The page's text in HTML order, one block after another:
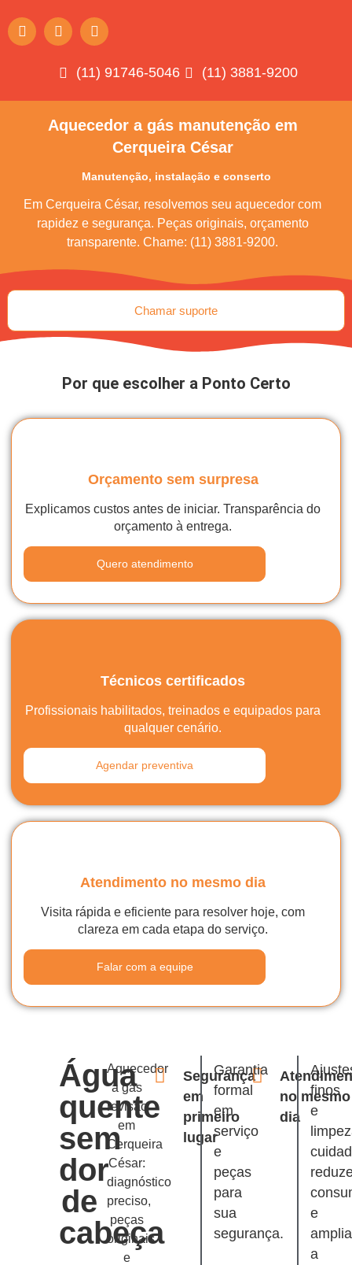
(11) 91746-5046 (11) 3881-9200
Aquecedor a gás manutenção em
Cerqueira César
Manutenção, instalação e conserto
Em Cerqueira César, resolvemos seu aquecedor com
rapidez e segurança. Peças originais, orçamento
transparente. Chame: (11) 3881-9200.
Chamar suporte
Por que escolher a Ponto Certo
Orçamento sem surpresa
Explicamos custos antes de iniciar. Transparência do
orçamento à entrega.
Quero atendimento
Técnicos certificados
Profissionais habilitados, treinados e equipados para
qualquer cenário.
Agendar preventiva
Atendimento no mesmo dia
Visita rápida e eficiente para resolver hoje, com
clareza em cada etapa do serviço.
Falar com a equipe
Água
quente
sem
dor
de
cabeça
Aquecedor
a gás
revisão
em
Cerqueira
César:
diagnóstico
preciso,
peças
originais
e
Segurança
em
primeiro
lugar
no mesmo
dia
Garantia
formal
em
serviço
e
peças
para
sua
segurança.
finos
e
e
a